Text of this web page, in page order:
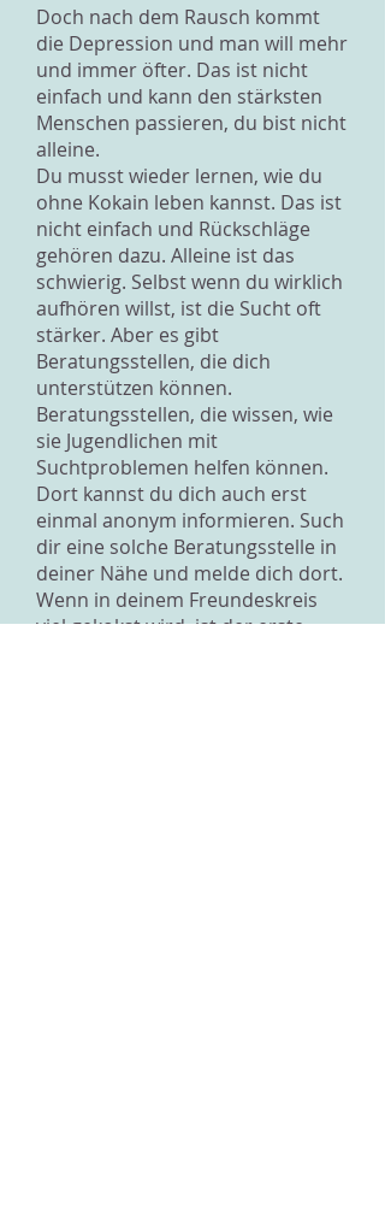
Doch nach dem Rausch kommt
die Depression und man will mehr
und immer öfter. Das ist nicht
einfach und kann den stärksten
Menschen passieren, du bist nicht
alleine.
Du musst wieder lernen, wie du
ohne Kokain leben kannst. Das ist
nicht einfach und Rückschläge
gehören dazu. Alleine ist das
schwierig. Selbst wenn du wirklich
aufhören willst, ist die Sucht oft
stärker. Aber es gibt
Beratungsstellen, die dich
unterstützen können.
Beratungsstellen, die wissen, wie
sie Jugendlichen mit
Suchtproblemen helfen können.
Dort kannst du dich auch erst
einmal anonym informieren. Such
dir eine solche Beratungsstelle in
deiner Nähe und melde dich dort.
Wenn in deinem Freundeskreis
viel gekokst wird, ist der erste